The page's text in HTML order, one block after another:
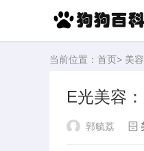
当前位置： 首页> 美容
E光美容
郭毓荔